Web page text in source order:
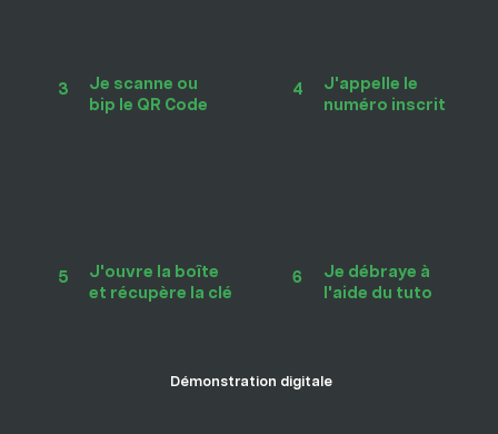
Démonstration digitale
3
Je scanne ou
bip le QR Code
6
Je débraye à
l'aide du tuto
5
J'ouvre la boîte
et récupère la clé
4
J'appelle le
numéro inscrit